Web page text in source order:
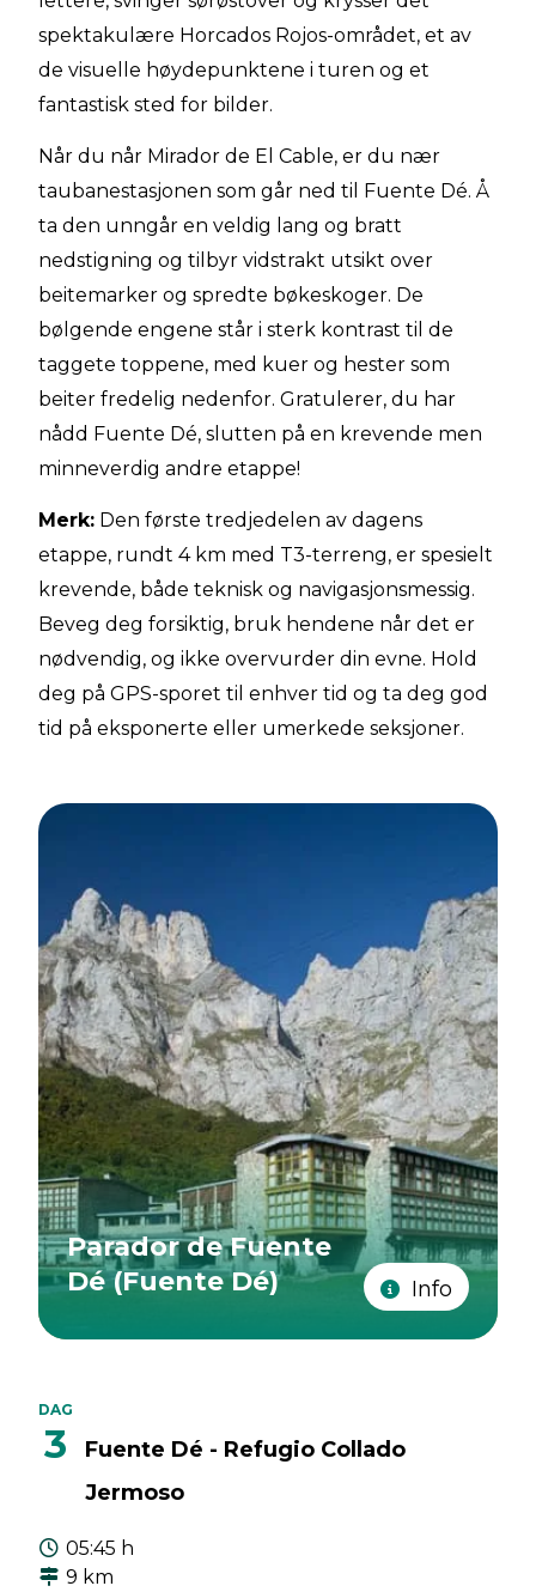
spektakulære Horcados Rojos-området, et av
de visuelle høydepunktene i turen og et
fantastisk sted for bilder.
Når du når Mirador de El Cable, er du nær
taubanestasjonen som går ned til Fuente Dé. Å
ta den unngår en veldig lang og bratt
nedstigning og tilbyr vidstrakt utsikt over
beitemarker og spredte bøkeskoger. De
bølgende engene står i sterk kontrast til de
taggete toppene, med kuer og hester som
beiter fredelig nedenfor. Gratulerer, du har
nådd Fuente Dé, slutten på en krevende men
minneverdig andre etappe!
Merk: Den første tredjedelen av dagens
etappe, rundt 4 km med T3-terreng, er spesielt
krevende, både teknisk og navigasjonsmessig.
Beveg deg forsiktig, bruk hendene når det er
nødvendig, og ikke overvurder din evne. Hold
deg på GPS-sporet til enhver tid og ta deg god
tid på eksponerte eller umerkede seksjoner.
Parador de Fuente
Dé (Fuente Dé)
Info
DAG
3
Fuente Dé - Refugio Collado
Jermoso
05:45 h
9 km